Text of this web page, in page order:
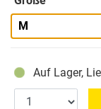
M
Auf Lager,